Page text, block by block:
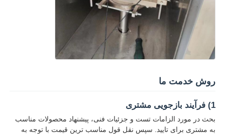
روش خدمت ما
1) فرآیند بازجویی مشتری
بحث در مورد الزامات تست و جزئیات فنی، پیشنهاد محصولات مناسب
به مشتری برای تایید. سپس نقل قول مناسب ترین قیمت با توجه به